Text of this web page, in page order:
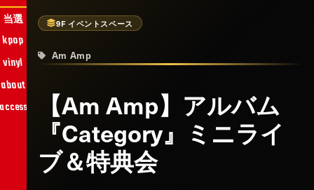
当選
kpop
vinyl
about
9F イベントスペース
Am Amp
【Am Amp】アルバム
『Category』ミニライ
ブ＆特典会